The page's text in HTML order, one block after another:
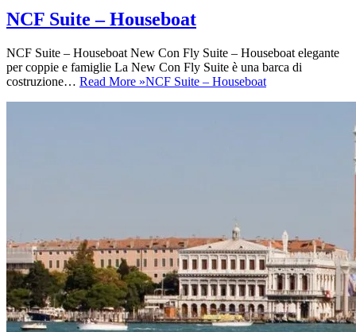
NCF Suite – Houseboat
NCF Suite – Houseboat New Con Fly Suite – Houseboat elegante
per coppie e famiglie La New Con Fly Suite è una barca di
costruzione… Read More »NCF Suite – Houseboat